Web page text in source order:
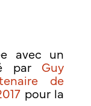
avec un
par Guy
de
pour la